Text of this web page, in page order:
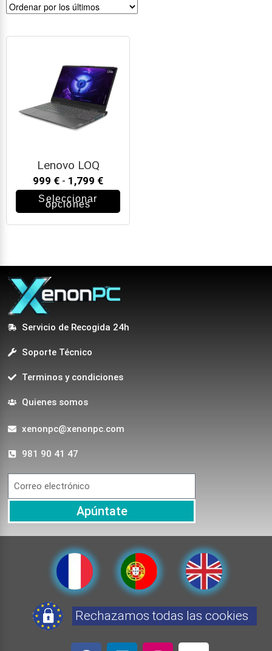
Lenovo LOQ
999 € - 1,799 €
Seleccionar
opciones
Servicio de Recogida 24h
Soporte Técnico
Terminos y condiciones
Quienes somos
xenonpc@xenonpc.com
981 90 41 47
Apúntate
Rechazamos todas las cookies